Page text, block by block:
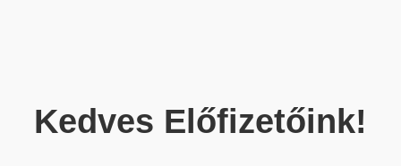
Kedves Előfizetőink!